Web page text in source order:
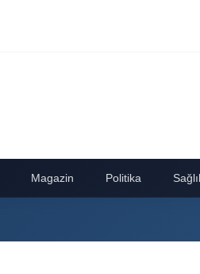
Magazin Politika